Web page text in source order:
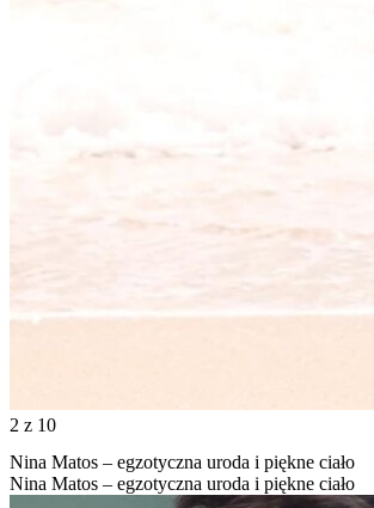
2 z 10
Nina Matos – egzotyczna uroda i piękne ciało
Nina Matos – egzotyczna uroda i piękne ciało